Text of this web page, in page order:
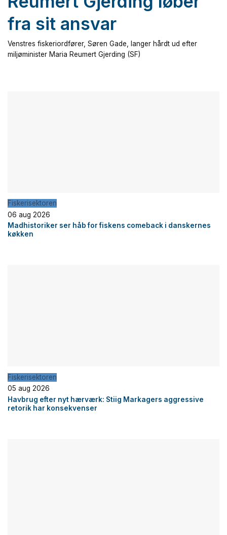
fra sit ansvar
Venstres fiskeriordfører, Søren Gade, langer hårdt ud efter
miljøminister Maria Reumert Gjerding (SF)
Fiskerisektoren
06 aug 2026
Madhistoriker ser håb for fiskens comeback i danskernes
køkken
Fiskerisektoren
05 aug 2026
Havbrug efter nyt hærværk: Stiig Markagers aggressive
retorik har konsekvenser